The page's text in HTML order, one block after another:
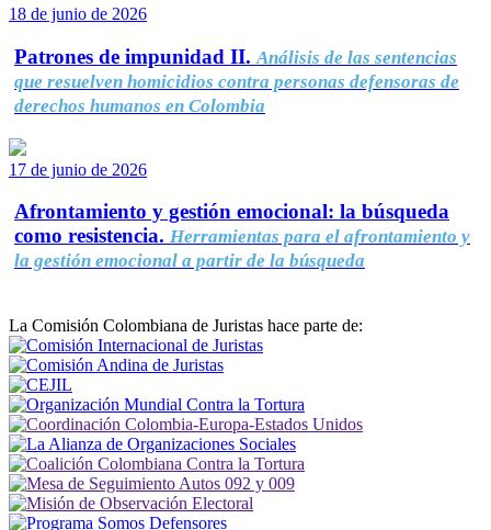
18 de junio de 2026
Patrones de impunidad II. Análisis de las sentencias
que resuelven homicidios contra personas defensoras de
derechos humanos en Colombia
17 de junio de 2026
Afrontamiento y gestión emocional: la búsqueda
como resistencia. Herramientas para el afrontamiento y
la gestión emocional a partir de la búsqueda
La Comisión Colombiana de Juristas hace parte de: